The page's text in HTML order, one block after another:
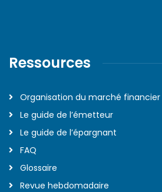
Ressources
Organisation du marché financier
Le guide de l’émetteur
Le guide de l’épargnant
FAQ
Glossaire
Revue hebdomadaire